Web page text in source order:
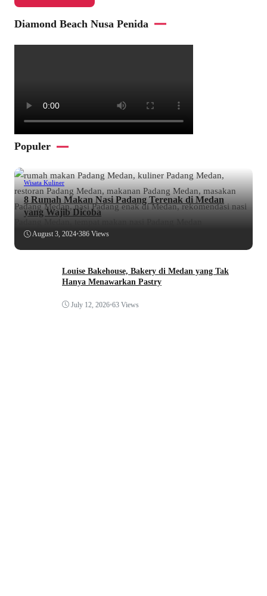
Diamond Beach Nusa Penida
Populer
Wisata Kuliner
8 Rumah Makan Nasi Padang Terenak di Medan
yang Wajib Dicoba
August 3, 2024•386 Views
Louise Bakehouse, Bakery di Medan yang Tak
Hanya Menawarkan Pastry
July 12, 2026•63 Views